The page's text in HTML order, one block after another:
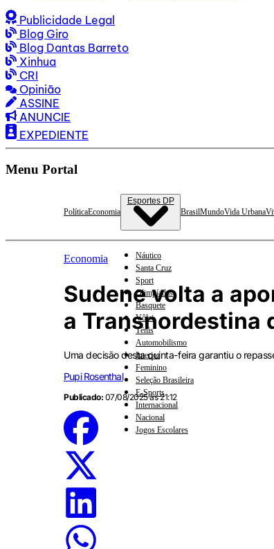
Publicidade Legal
Blog Giro
Blog Dantas Barreto
Xinhua
CRI
Opinião
ASSINE
ANUNCIE
EXPEDIENTE
Menu Portal
PolíticaEconomia
Esportes DP
Náutico
Santa Cruz
Sport
Olimpíadas
Basquete
Vôlei
Tênis
Automobilismo
Interior
Feminino
Seleção Brasileira
E-Sports
Internacional
Nacional
Jogos Escolares
BrasilMundoVida Urbana
Economia
Sudene volta a
a Transnordestina
Uma decisão desta quinta-feira garantiu o
Pupi Rosenthal
Publicado: 07/08/2025 às 21:12